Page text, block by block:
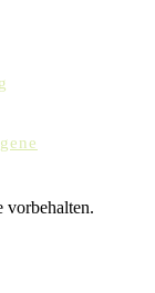
vorbehalten.